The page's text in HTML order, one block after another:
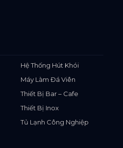
Hệ Thống Hút Khói
Máy Làm Đá Viên
Thiết Bị Bar – Cafe
Thiết Bị Inox
Tủ Lạnh Công Nghiệp